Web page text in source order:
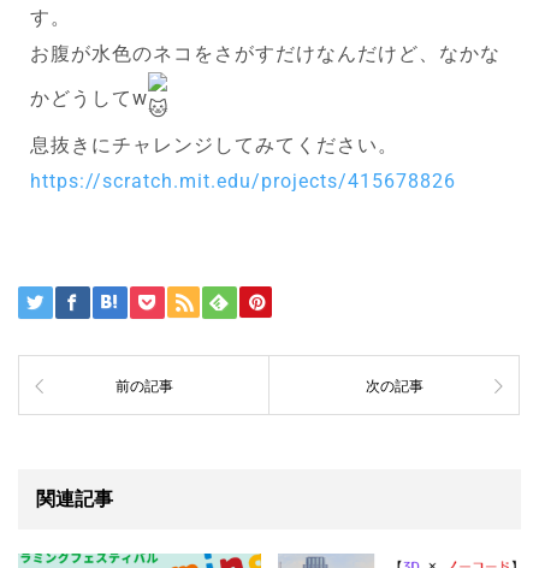
す。
お腹が水色のネコをさがすだけなんだけど、なかな
かどうしてw
息抜きにチャレンジしてみてください。
https://scratch.mit.edu/projects/415678826
前の記事 次の記事
関連記事